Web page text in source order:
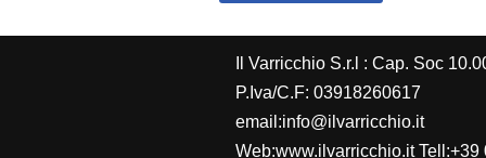
Il Varricchio S.r.l : Cap. Soc
P.Iva/C.F: 03918260617
email:info@ilvarricchio.it
Web:www.ilvarricchio.it Tell:+39